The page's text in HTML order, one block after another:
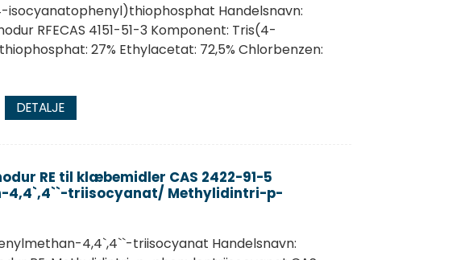
isocyanatophenyl)thiophosphat Handelsnavn:
RFECAS 4151-51-3 Komponent: Tris(4-
27% Ethylacetat: 72,5% Chlorbenzen:
DETALJE
RE til klæbemidler CAS 2422-91-5
4,4`,4``-triisocyanat/ Methylidintri-p-
4,4`,4``-triisocyanat Handelsnavn: